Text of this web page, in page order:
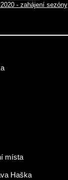
- zahájení sezóny
místa
Haška